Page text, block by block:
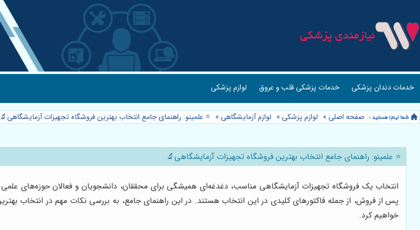
خدمات دندان پزشکی خدمات پزشکی قلب و عروق لوازم پزشکی
صفحه اصلی » لوازم پزشکی » لوازم آزمایشگاهی » ⭐️ علمینو: راهنمای جامع انتخاب بهترین فروشگاه تجهیزات آزمایشگاهی🔬
⭐️ علمینو: راهنمای جامع انتخاب بهترین فروشگاه تجهیزات آزمایشگاهی🔬
انتخاب یک فروشگاه تجهیزات آزمایشگاهی مناسب، دغدغه‌ای همیشگی برای محققان، دانشجویان و فعالان حوزه‌های
پس از فروش، از جمله فاکتورهای کلیدی در این انتخاب هستند. در این راهنمای جامع، به بررسی نکات مهم در انتخاب
خواهیم کرد.